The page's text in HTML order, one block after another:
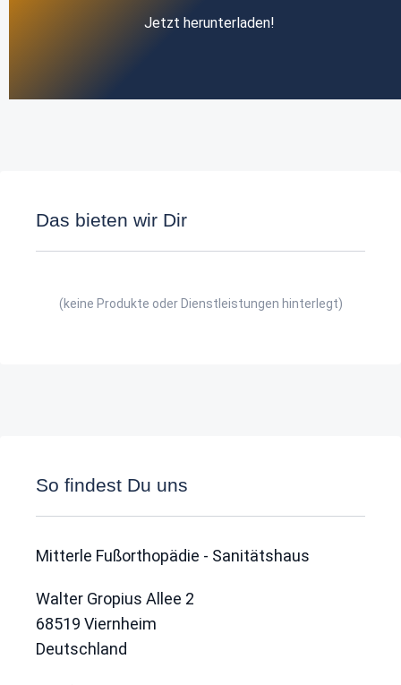
Jetzt herunterladen!
Das bieten wir Dir
(keine Produkte oder Dienstleistungen hinterlegt)
So findest Du uns
Mitterle Fußorthopädie - Sanitätshaus
Walter Gropius Allee 2
68519 Viernheim
Deutschland